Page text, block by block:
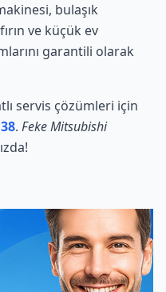
bulaşık
ve küçük ev
garantili olarak
servis çözümleri için
. Feke Mitsubishi